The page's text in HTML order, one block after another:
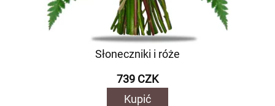
Słoneczniki i róże
739 CZK
Kupić